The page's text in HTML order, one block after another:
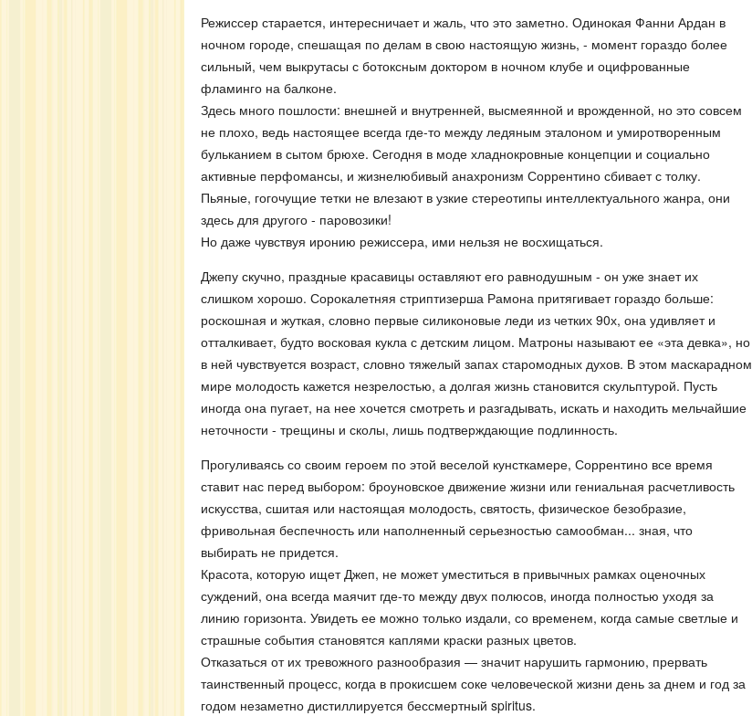
Режиссер старается, интересничает и жаль, что это заметно. Одинокая Фанни Ардан в
ночном городе, спешащая по делам в свою настоящую жизнь, - момент гораздо более
сильный, чем выкрутасы с ботоксным доктором в ночном клубе и оцифрованные
фламинго на балконе.
Здесь много пошлости: внешней и внутренней, высмеянной и врожденной, но это совсем
не плохо, ведь настоящее всегда где-то между ледяным эталоном и умиротворенным
бульканием в сытом брюхе. Сегодня в моде хладнокровные концепции и социально
активные перфомансы, и жизнелюбивый анахронизм Соррентино сбивает с толку.
Пьяные, гогочущие тетки не влезают в узкие стереотипы интеллектуального жанра, они
здесь для другого - паровозики!
Но даже чувствуя иронию режиссера, ими нельзя не восхищаться.
Джепу скучно, праздные красавицы оставляют его равнодушным - он уже знает их
слишком хорошо. Сорокалетняя стриптизерша Рамона притягивает гораздо больше:
роскошная и жуткая, словно первые силиконовые леди из четких 90х, она удивляет и
отталкивает, будто восковая кукла с детским лицом. Матроны называют ее «эта девка», но
в ней чувствуется возраст, словно тяжелый запах старомодных духов. В этом маскарадном
мире молодость кажется незрелостью, а долгая жизнь становится скульптурой. Пусть
иногда она пугает, на нее хочется смотреть и разгадывать, искать и находить мельчайшие
неточности - трещины и сколы, лишь подтверждающие подлинность.
Прогуливаясь со своим героем по этой веселой кунсткамере, Соррентино все время
ставит нас перед выбором: броуновское движение жизни или гениальная расчетливость
искусства, сшитая или настоящая молодость, святость, физическое безобразие,
фривольная беспечность или наполненный серьезностью самообман... зная, что
выбирать не придется.
Красота, которую ищет Джеп, не может уместиться в привычных рамках оценочных
суждений, она всегда маячит где-то между двух полюсов, иногда полностью уходя за
линию горизонта. Увидеть ее можно только издали, со временем, когда самые светлые и
страшные события становятся каплями краски разных цветов.
Отказаться от их тревожного разнообразия — значит нарушить гармонию, прервать
таинственный процесс, когда в прокисшем соке человеческой жизни день за днем и год за
годом незаметно дистиллируется бессмертный spiritus.